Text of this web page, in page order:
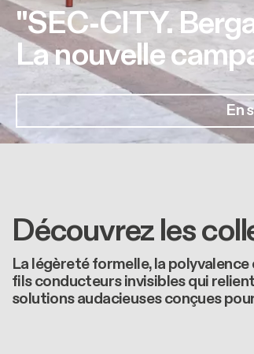
"SEC-CITY.
La nouvelle
En
Découvrez les
La légèreté formelle, la
fils conducteurs invisibles qui
solutions audacieuses conçues